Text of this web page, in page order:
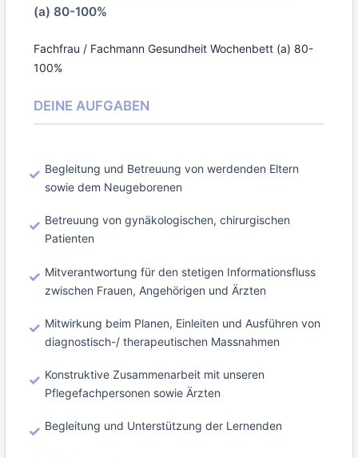
(a) 80-100%
Fachfrau / Fachmann Gesundheit Wochenbett (a) 80-
100%
DEINE AUFGABEN
Begleitung und Betreuung von werdenden Eltern
sowie dem Neugeborenen
Betreuung von gynäkologischen, chirurgischen
Patienten
Mitverantwortung für den stetigen Informationsfluss
zwischen Frauen, Angehörigen und Ärzten
Mitwirkung beim Planen, Einleiten und Ausführen von
diagnostisch-/ therapeutischen Massnahmen
Konstruktive Zusammenarbeit mit unseren
Pflegefachpersonen sowie Ärzten
Begleitung und Unterstützung der Lernenden